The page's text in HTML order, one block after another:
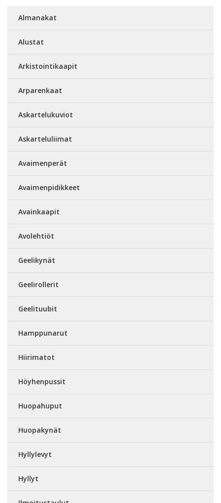
Almanakat
Alustat
Arkistointikaapit
Arparenkaat
Askartelukuviot
Askarteluliimat
Avaimenperät
Avaimenpidikkeet
Avainkaapit
Avolehtiöt
Geelikynät
Geelirollerit
Geelituubit
Hamppunarut
Hiirimatot
Höyhenpussit
Huopahuput
Huopakynät
Hyllylevyt
Hyllyt